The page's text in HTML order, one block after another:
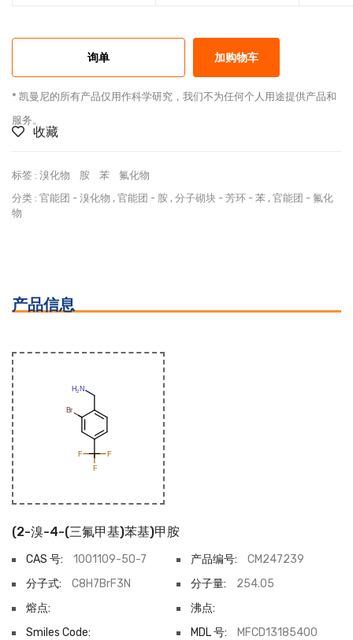
询单 加购物车
* 凯曼尼的所有产品仅用作科学研究，我们不为任何个人用途提供产品和
服务。
收藏
标签 : 溴化物 胺 苯
氟化物
分类 : 官能团 - 溴化物 , 官能团 - 胺 , 分子砌块 - 芳环 - 苯 , 官能团 - 氟化
物
产品信息
(2-溴-4-(三氟甲基)苯基)甲胺
CAS 号: 1001109-50-7 产品编号:
CM247239
分子式:
C8H7BrF3N 分子量:
254.05
熔点:
沸点:
Smiles Code:
MDL 号:
MFCD13185400